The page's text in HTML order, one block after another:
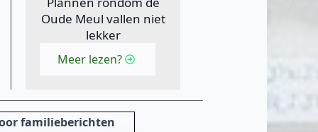
Oude Meul vallen niet
lekker
Meer lezen?
familieberichten